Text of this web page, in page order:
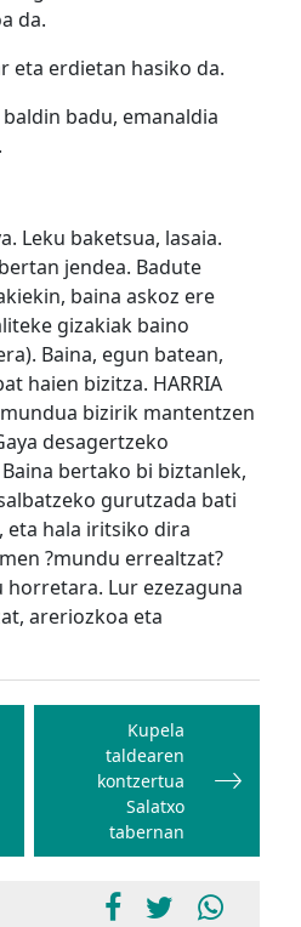
da.
eta erdietan hasiko da.
badu, emanaldia
Leku baketsua, lasaia.
jendea. Badute
baina askoz ere
gizakiak baino
Baina, egun batean,
haien bizitza. HARRIA
bizirik mantentzen
desagertzeko
bertako bi biztanlek,
gurutzada bati
eta hala iritsiko dira
?mundu errealtzat?
Lur ezezaguna
areriozkoa eta
Kupela
taldearen
kontzertua
Salatxo
tabernan